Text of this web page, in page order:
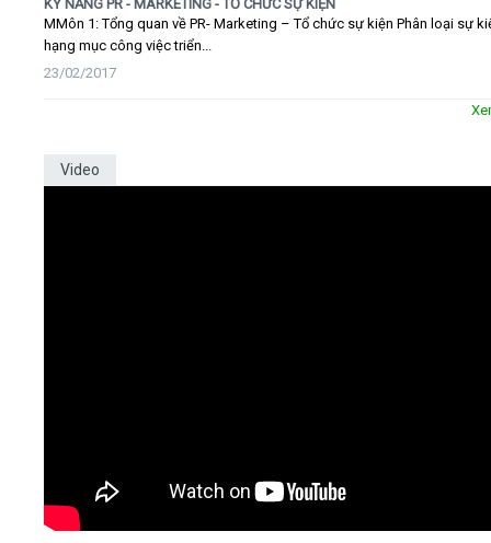
KỸ NĂNG PR - MARKETING - TỔ CHỨC SỰ KIỆN
MMôn 1: Tổng quan về PR- Marketing – Tổ chức sự kiện Phân loại sự
hạng mục công việc triển...
23/02/2017
Video